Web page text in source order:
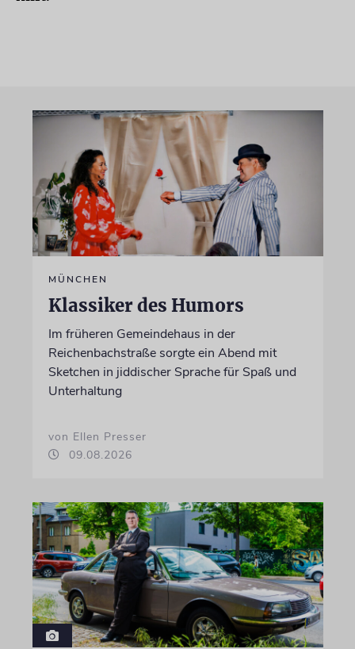
MÜNCHEN
Klassiker des Humors
Im früheren Gemeindehaus in der
Reichenbachstraße sorgte ein Abend mit
Sketchen in jiddischer Sprache für Spaß und
Unterhaltung
von Ellen Presser
09.08.2026